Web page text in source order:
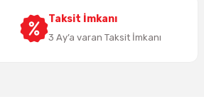
Taksit İmkanı
3 Ay’a varan Taksit İmkanı